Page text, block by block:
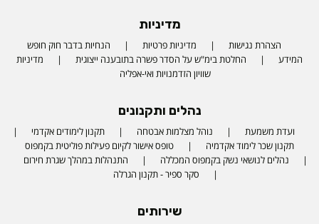
מדיניות
הצהרת נגישות מדיניות פרטיות
הנחיות בדבר חוק חופש
המידע
החלטת בימ"ש על הסדר פשרה בתובענה ייצוגית
מדיניות
שוויון הזדמנויות ואי-אפליה
נהלים ותקנונים
ועדת משמעת נוהל מצלמות אבטחה
תקנון לימודים אקדמי
תקנון שכר לימוד אקדמיה
טופס אישור לקיום פעילות פוליטית בקמפוס
נהלים לנושאי נשק בקמפוס המכללה
התנהלות במהלך שגרת חירום
סקר ספיר - תקנון הגרלה
שירותים